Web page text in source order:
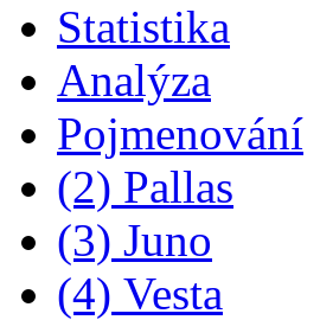
Statistika
Analýza
Pojmenování
(2) Pallas
(3) Juno
(4) Vesta